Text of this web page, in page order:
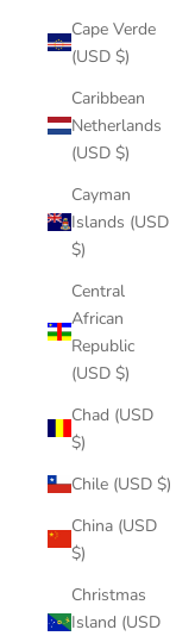
Cape Verde
(USD $)
Caribbean
Netherlands
(USD $)
Cayman
Islands (USD
$)
Central
African
Republic
(USD $)
Chad (USD
$)
Chile (USD $)
China (USD
$)
Christmas
Island (USD